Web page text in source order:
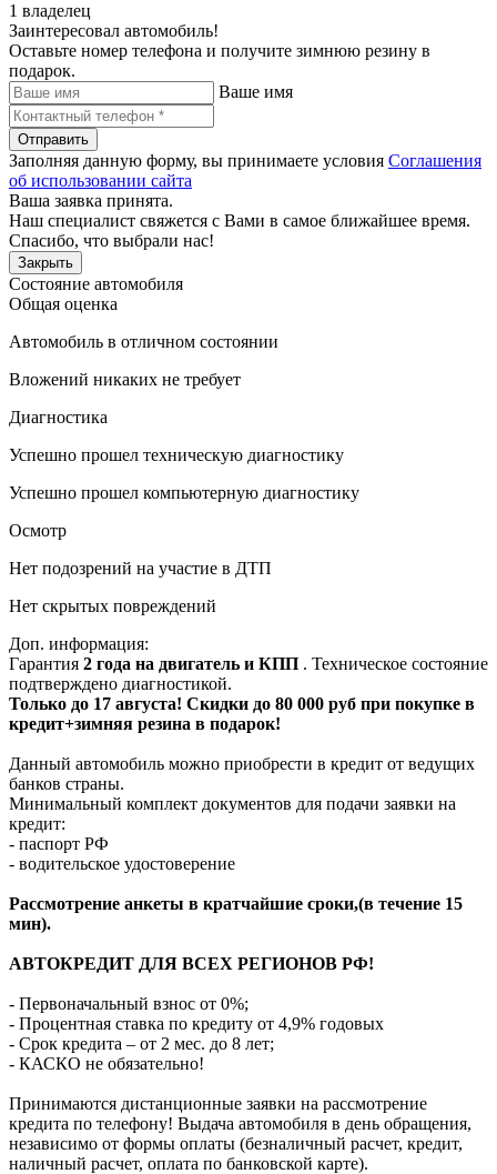
1 владелец
Заинтересовал автомобиль!
Оставьте номер телефона и получите зимнюю резину в
подарок.
Ваше имя
Отправить
Заполняя данную форму, вы принимаете условия Соглашения
об использовании сайта
Ваша заявка принята.
Наш специалист свяжется с Вами в самое ближайшее время.
Спасибо, что выбрали нас!
Закрыть
Состояние автомобиля
Общая оценка
Автомобиль в отличном состоянии
Вложений никаких не требует
Диагностика
Успешно прошел техническую диагностику
Успешно прошел компьютерную диагностику
Осмотр
Нет подозрений на участие в ДТП
Нет скрытых повреждений
Доп. информация:
Гарантия 2 года на двигатель и КПП . Техническое состояние
подтверждено диагностикой.
Только до 17 августа! Скидки до 80 000 руб при покупке в
кредит+зимняя резина в подарок!
Данный автомобиль можно приобрести в кредит от ведущих
банков страны.
Минимальный комплект документов для подачи заявки на
кредит:
- паспорт РФ
- водительское удостоверение
Рассмотрение анкеты в кратчайшие сроки,(в течение 15
мин).
АВТОКРЕДИТ ДЛЯ ВСЕХ РЕГИОНОВ РФ!
- Первоначальный взнос от 0%;
- Процентная ставка по кредиту от 4,9% годовых
- Срок кредита – от 2 мес. до 8 лет;
- КАСКО не обязательно!
Принимаются дистанционные заявки на рассмотрение
кредита по телефону! Выдача автомобиля в день обращения,
независимо от формы оплаты (безналичный расчет, кредит,
наличный расчет, оплата по банковской карте).